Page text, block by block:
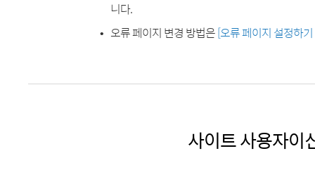
니다.
오류 페이지 변경 방법은[오류 페이지 설정하
사이트 사용자이